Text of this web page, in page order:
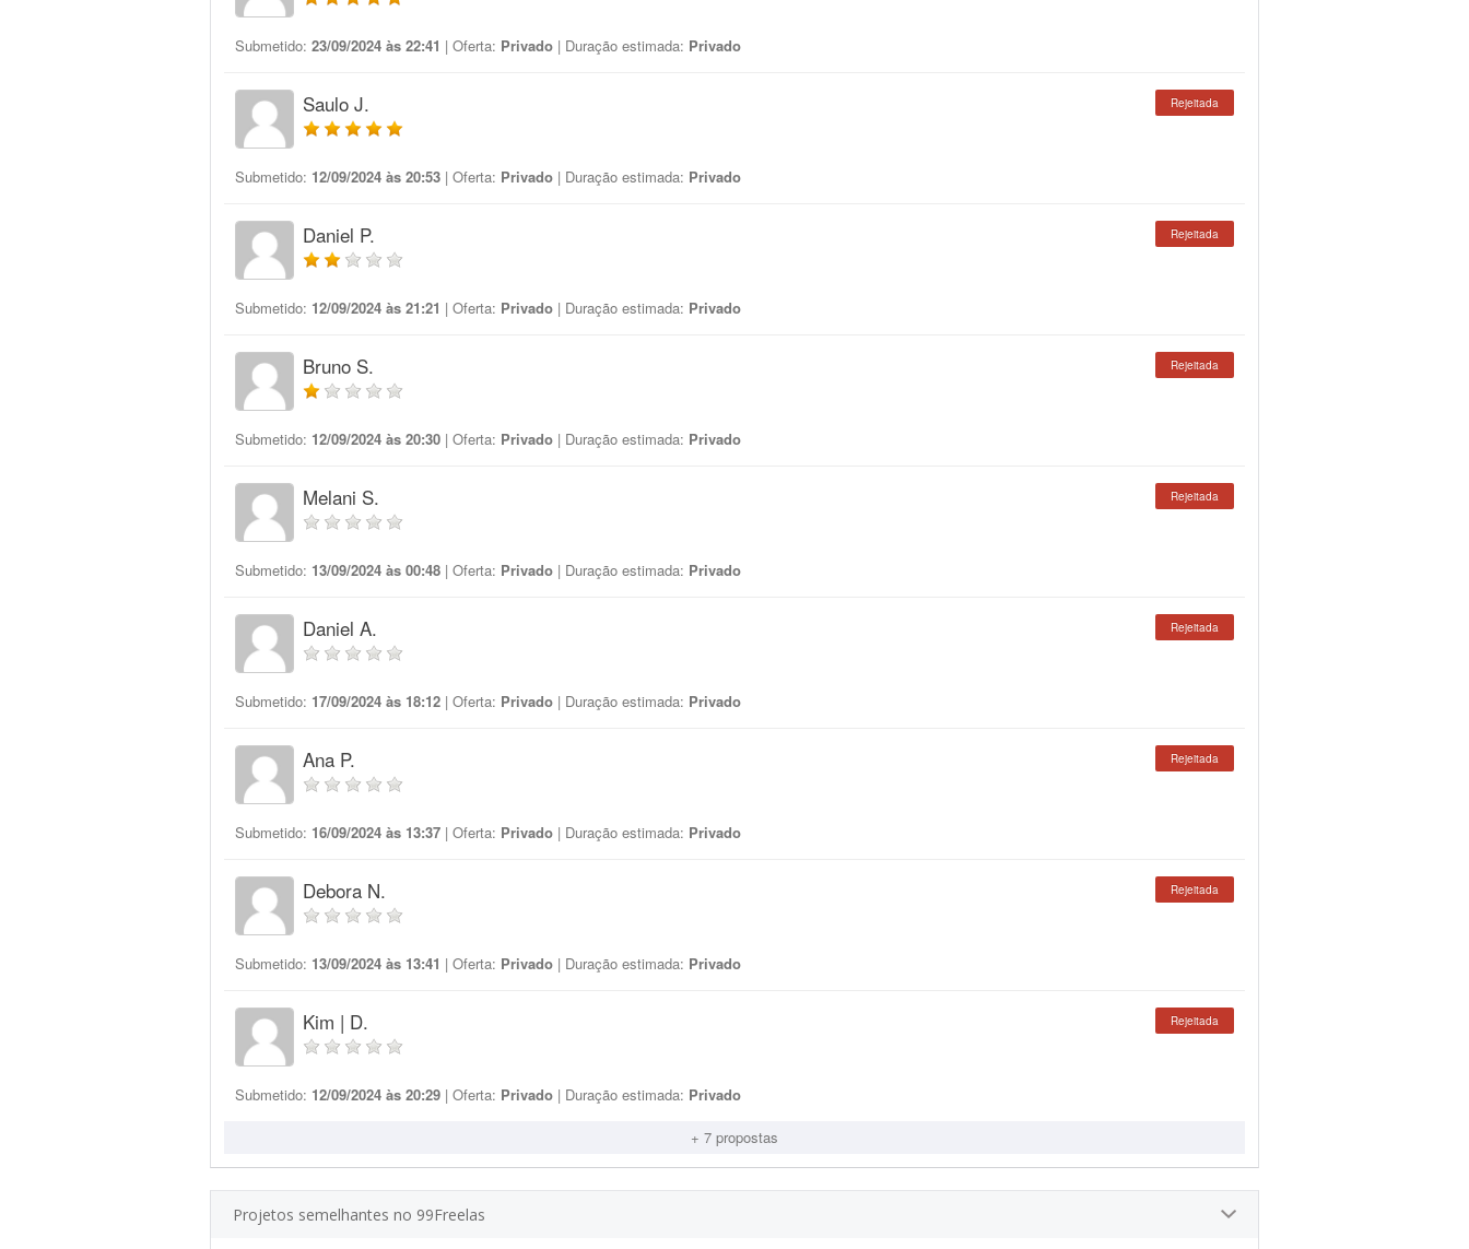
Submetido: 23/09/2024 às 22:41 | Oferta: Privado | Duração estimada: Privado
Saulo J. Rejeitada
Submetido: 12/09/2024 às 20:53 | Oferta: Privado | Duração estimada: Privado
Daniel P. Rejeitada
Submetido: 12/09/2024 às 21:21 | Oferta: Privado | Duração estimada: Privado
Bruno S. Rejeitada
Submetido: 12/09/2024 às 20:30 | Oferta: Privado | Duração estimada: Privado
Melani S. Rejeitada
Submetido: 13/09/2024 às 00:48 | Oferta: Privado | Duração estimada: Privado
Daniel A. Rejeitada
Submetido: 17/09/2024 às 18:12 | Oferta: Privado | Duração estimada: Privado
Ana P. Rejeitada
Submetido: 16/09/2024 às 13:37 | Oferta: Privado | Duração estimada: Privado
Debora N. Rejeitada
Submetido: 13/09/2024 às 13:41 | Oferta: Privado | Duração estimada: Privado
Kim | D. Rejeitada
Submetido: 12/09/2024 às 20:29 | Oferta: Privado | Duração estimada: Privado
+ 7 propostas
Projetos semelhantes no 99Freelas